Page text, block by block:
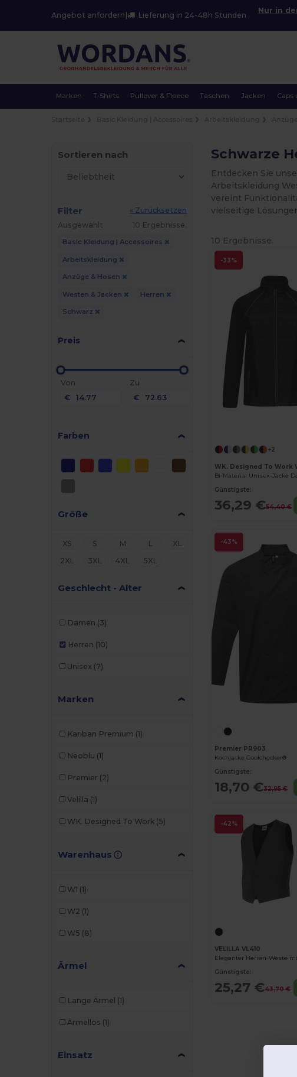
Angebot anfordern Lieferung in 24-48h Stunden
Nur in
Marken T-Shirts Pullover & Fleece Taschen Jacken Caps
Sortieren nach
Filter
« Zurücksetzen
Ausgewählt
10 Ergebnisse.
Basic Kleidung | Accessoires
Arbeitskleidung
Anzüge & Hosen
Westen & Jacken Herren
Schwarz
Preis
Von
€
Zu
€
Farben
Größe
XS S M L
XL
2XL
3XL 4XL 5XL
Geschlecht - Alter
Damen (3)
Herren (10)
Unisex (7)
Marken
Kariban Premium (1)
Neoblu (1)
Premier (2)
Velilla (1)
WK. Designed To Work (5)
Warenhaus
W1 (1)
W2 (1)
W5 (8)
Ärmel
Lange Ärmel (1)
Ärmellos (1)
Einsatz
Schwarze
Entdecken Sie
Arbeitskleidung
vereint
vielseitige
10 Ergebnisse.
-33%
+2
WK. Designed To Work
Bi-Material Unisex-Jacke
Günstigste:
36,29 €54,40 €
-43%
Premier PR903
Kochjacke Coolchecker®
Günstigste:
18,70 €32,95 €
-42%
VELILLA VL410
Günstigste:
25,27 €43,70 €